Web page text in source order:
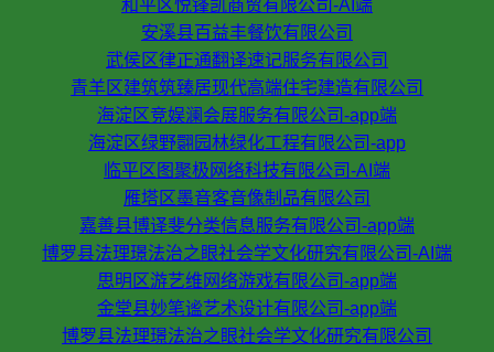
和平区悦锋凯商贸有限公司-AI端
安溪县百益丰餐饮有限公司
武侯区律正通翻译速记服务有限公司
青羊区建筑筑臻居现代高端住宅建造有限公司
海淀区竞娱澜会展服务有限公司-app端
海淀区绿野翾园林绿化工程有限公司-app
临平区图聚极网络科技有限公司-AI端
雁塔区墨音客音像制品有限公司
嘉善县博译斐分类信息服务有限公司-app端
博罗县法理璟法治之眼社会学文化研究有限公司-AI端
思明区游艺维网络游戏有限公司-app端
金堂县妙笔谧艺术设计有限公司-app端
博罗县法理璟法治之眼社会学文化研究有限公司